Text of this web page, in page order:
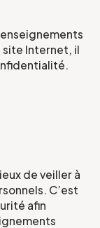
site Internet, il
de veiller à
C’est
afin